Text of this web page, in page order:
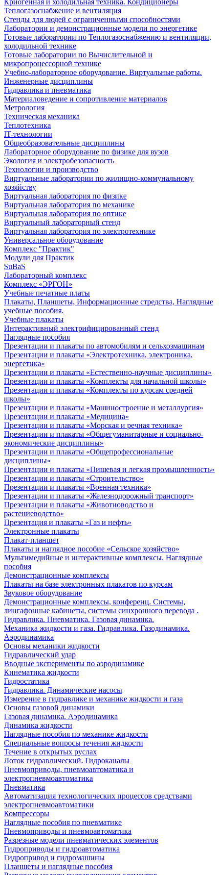
Криогенная и холодильная техника. Кондиционеры
Теплогазоснабжение и вентиляция
Стенды для людей с ограниченными способностями
Лаборатории и демонстрационные модели по энергетике
Готовые лаборатории по Теплогазоснабжению и вентиляции,
холодильной технике
Готовые лаборатории по Вычислительной и
микропроцессорной технике
Учебно-лабораторное оборудование. Виртуальные работы.
Инженерные дисциплины
Гидравлика и пневматика
Материаловедение и сопротивление материалов
Метрология
Техническая механика
Теплотехника
IT-технологии
Общеобразовательные дисциплины
Лабораторное оборудование по физике для вузов
Экология и электробезопасность
Технологии и производство
Виртуальные лаборатории по жилищно-коммунальному
хозяйству
Виртуальная лаборатория по физике
Виртуальная лаборатория по механике
Виртуальная лаборатория по оптике
Виртуальный лабораторный стенд
Виртуальная лаборатория по электротехнике
Универсальное оборудование
Комплекс "Практик"
Модули для Практик
SuBaS
Лабораторный комплекс
Комплекс «ЭРГОН»
Учебные печатные платы
Плакаты, Планшеты, Информационные стредства, Наглядные
учебные пособия.
Учебные плакаты
Интерактивный электрифицированный стенд
Наглядные пособия
Презентации и плакаты по автомобилям и сельхозмашинам
Презентации и плакаты «Электротехника, электроника,
энергетика»
Презентации и плакаты «Естественно-научные дисциплины»
Презентации и плакаты «Комплекты для начальной школы»
Презентации и плакаты «Комплекты по курсам средней
школы»
Презентации и плакаты «Машиностроение и металлургия»
Презентации и плакаты «Медицина»
Презентации и плакаты «Морская и речная техника»
Презентации и плакаты «Общегуманитарные и социально-
экономические дисциплины»
Презентации и плакаты «Общепрофессиональные
дисциплины»
Презентации и плакаты «Пищевая и легкая промышленность»
Презентации и плакаты «Строительство»
Презентации и плакаты «Военная техника»
Презентации и плакаты «Железнодорожный транспорт»
Презентации и плакаты «Животноводство и
растениеводство»
Презентация и плакаты «Газ и нефть»
Электронные плакаты
Плакат-планшет
Плакаты и наглядное пособие «Сельское хозяйство»
Мультимедийные и интерактивные комплексы. Наглядные
пособия
Демонстрационные комплексы
Плакаты на базе электронных плакатов по курсам
Звуковое оборудование
Демонстрационные комплексы, конференц. Системы,
лингафонные кабинеты, системы синхронного перевода .
Гидравлика. Пневматика. Газовая динамика.
Механика жидкости и газа. Гидравлика. Газодинамика.
Аэродинамика
Основы механики жидкости
Гидравлический удар
Вводные эксперименты по аэродинамике
Кинематика жидкости
Гидростатика
Гидравлика. Динамические насосы
Измерение в гидравлике и механике жидкости и газа
Основы газовой динамики
Газовая динамика. Аэродинамика
Динамика жидкости
Наглядные пособия по механике жидкости
Специальные вопросы течения жидкости
Течение в открытых руслах
Лоток гидравлический. Гидроканалы
Пневмоприводы, пневмоавтоматика и
электропневмоавтоматика
Пневматика
Автоматизация технологических процессов средствами
электропневмоавтоматики
Компрессоры
Наглядные пособия по пневматике
Пневмоприводы и пневмоавтоматика
Разрезные модели пневматических элементов
Гидроприводы и гидроавтоматика
Гидропривод и гидромашины
Планшеты и наглядные пособия